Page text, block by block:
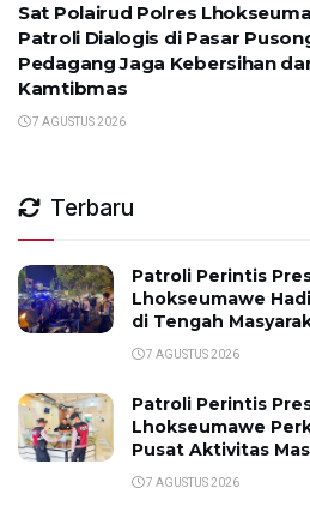
Sat Polairud Polres
Patroli Dialogis di Pasar
Pedagang Jaga Kebersihan
Kamtibmas
7 AGUSTUS 2026
Terbaru
Patroli Perintis
Lhokseumawe
di Tengah
7 AGUSTUS 2026
Patroli Perintis
Lhokseumawe
Pusat Aktivitas
7 AGUSTUS 2026